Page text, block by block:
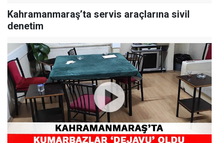
Kahramanmaraş’ta servis araçlarına sivil
denetim